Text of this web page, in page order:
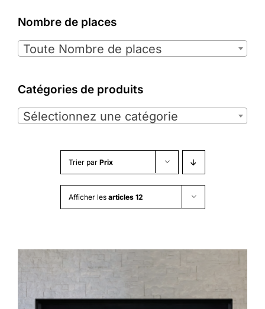
Trier par Prix
Afficher les articles 12
Nombre de places
Toute Nombre de places
Catégories de produits
Sélectionnez une catégorie